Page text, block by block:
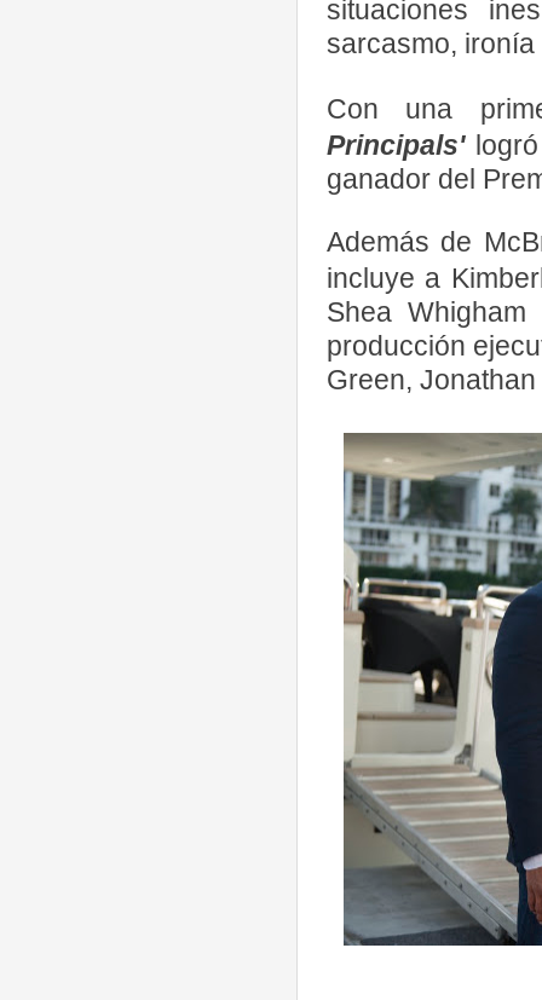
situaciones
sarcasmo,
Con una
Principals'
ganador del
Además de
incluye a
Shea
producción
Green,